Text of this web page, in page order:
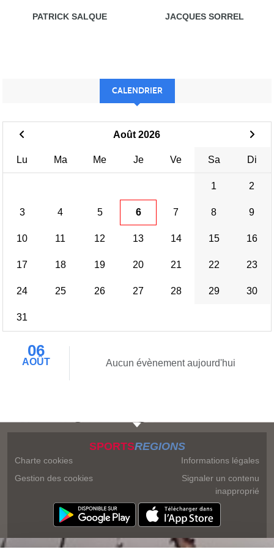
PATRICK SALQUE JACQUES SORREL
CALENDRIER
Août 2026
Lu Ma Me Je Ve Sa Di
1 2
3 4 5 6 7 8 9
10 11 12 13 14 15 16
17 18 19 20 21 22 23
24 25 26 27 28 29 30
31
06
AOÛT Aucun évènement aujourd'hui
SPORTSREGIONS
Charte cookies
Gestion des cookies
Informations légales
Signaler un contenu
inapproprié